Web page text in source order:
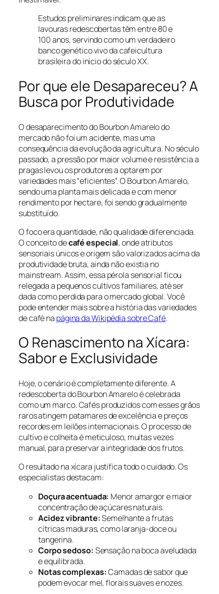
Estudos preliminares indicam que as
lavouras redescobertas têm entre 80 e
100 anos, servindo como um verdadeiro
banco genético vivo da cafeicultura
brasileira do início do século XX.
Por que ele Desapareceu? A
Busca por Produtividade
O desaparecimento do Bourbon Amarelo do
mercado não foi um acidente, mas uma
consequência da evolução da agricultura. No século
passado, a pressão por maior volume e resistência a
pragas levou os produtores a optarem por
variedades mais “eficientes”. O Bourbon Amarelo,
sendo uma planta mais delicada e com menor
rendimento por hectare, foi sendo gradualmente
substituído.
O foco era quantidade, não qualidade diferenciada.
O conceito decafé especial, onde atributos
sensoriais únicos e origem são valorizados acima da
produtividade bruta, ainda não existia no
mainstream. Assim, essa pérola sensorial ficou
relegada a pequenos cultivos familiares, até ser
dada como perdida para o mercado global. Você
pode entender mais sobre a história das variedades
de café na página da Wikipédia sobre Café.
O Renascimento na Xícara:
Sabor e Exclusividade
Hoje, o cenário é completamente diferente. A
redescoberta do Bourbon Amarelo é celebrada
como um marco. Cafés produzidos com esses grãos
raros atingem patamares de excelência e preços
recordes em leilões internacionais. O processo de
cultivo e colheita é meticuloso, muitas vezes
manual, para preservar a integridade dos frutos.
O resultado na xícara justifica todo o cuidado. Os
especialistas destacam:
Doçura acentuada: Menor amargor e maior
concentração de açúcares naturais.
Acidez vibrante:Semelhante a frutas
cítricas maduras, como laranja-doce ou
tangerina.
Corpo sedoso: Sensação na boca aveludada
e equilibrada.
Notas complexas:Camadas de sabor que
podem evocar mel, florais suaves e nozes.